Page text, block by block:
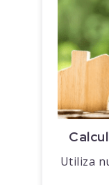
Utiliza